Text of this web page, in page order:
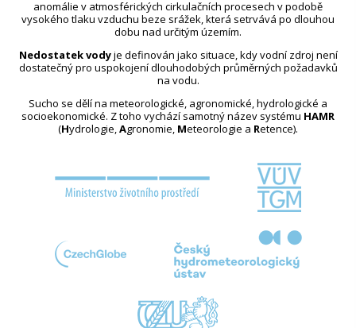
anomálie v atmosférických cirkulačních procesech v podobě
vysokého tlaku vzduchu beze srážek, která setrvává po dlouhou
dobu nad určitým územím.
Nedostatek vodyje definován jako situace, kdy vodní zdroj není
dostatečný pro uspokojení dlouhodobých průměrných požadavků
na vodu.
Sucho se dělí na meteorologické, agronomické, hydrologické a
socioekonomické. Z toho vychází samotný název systému HAMR
(Hydrologie,Agronomie, Meteorologie a Retence).